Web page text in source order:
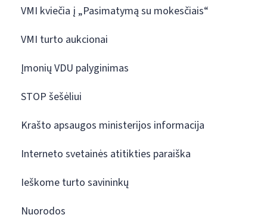
VMI kviečia į „Pasimatymą su mokesčiais“
VMI turto aukcionai
Įmonių VDU palyginimas
STOP šešėliui
Krašto apsaugos ministerijos informacija
Interneto svetainės atitikties paraiška
Ieškome turto savininkų
Nuorodos